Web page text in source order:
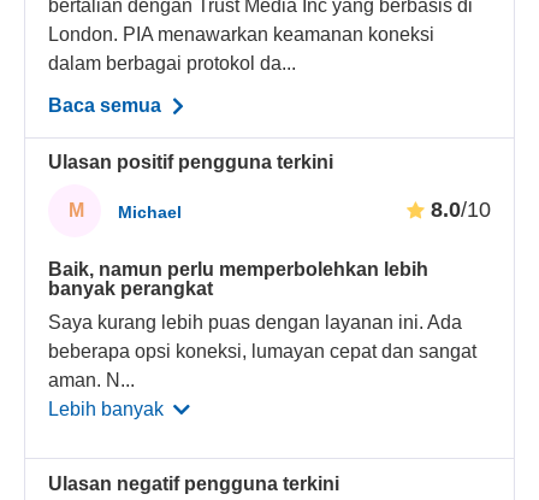
bertalian dengan Trust Media Inc yang berbasis di
London. PIA menawarkan keamanan koneksi
dalam berbagai protokol da...
Baca semua
Ulasan positif pengguna terkini
M Michael 8.0/10
Baik, namun perlu memperbolehkan lebih
banyak perangkat
Saya kurang lebih puas dengan layanan ini. Ada
beberapa opsi koneksi, lumayan cepat dan sangat
aman. N ...
Lebih banyak
Ulasan negatif pengguna terkini